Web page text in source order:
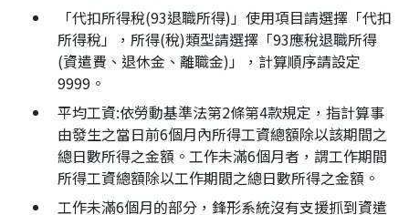
「代扣所得稅(93退職所得)」使用項目請選擇「代扣
所得稅」，所得(稅)類型請選擇「93應稅退職所得
(資遣費、退休金、離職金)」，計算順序請設定
9999。
平均工資:依勞動基準法第2條第4款規定，指計算事
由發生之當日前6個月內所得工資總額除以該期間之
總日數所得之金額。工作未滿6個月者，謂工作期間
所得工資總額除以工作期間之總日數所得之金額。
工作未滿6個月的部分，鋒形系統沒有支援抓到資遣